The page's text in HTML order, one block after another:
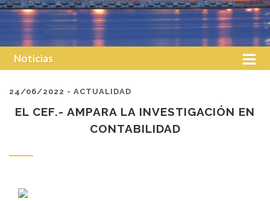
Noticias
24/06/2022 - ACTUALIDAD
EL CEF.- AMPARA LA INVESTIGACIÓN EN
CONTABILIDAD